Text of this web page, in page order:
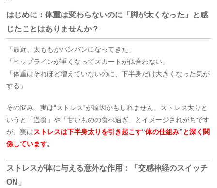
はじめに：体重は変わらないのに「脚が太くなった」と感
じたことはありませんか？
「最近、太ももがパンパンになってきた」
「ヒップラインが重くなってスカートが似合わない」
「体重はそれほど増えていないのに、下半身だけ大きくなった気が
する」
その悩み、実は“ストレス”が原因かもしれません。ストレス太りと
いうと「過食」や「甘いものの食べ過ぎ」とイメージされがちです
が、実はストレスは下半身太りを引き起こす“体の仕組み”と深く関
係しています。
ストレスが体に与える意外な作用：「交感神経のスイッチ
ON」